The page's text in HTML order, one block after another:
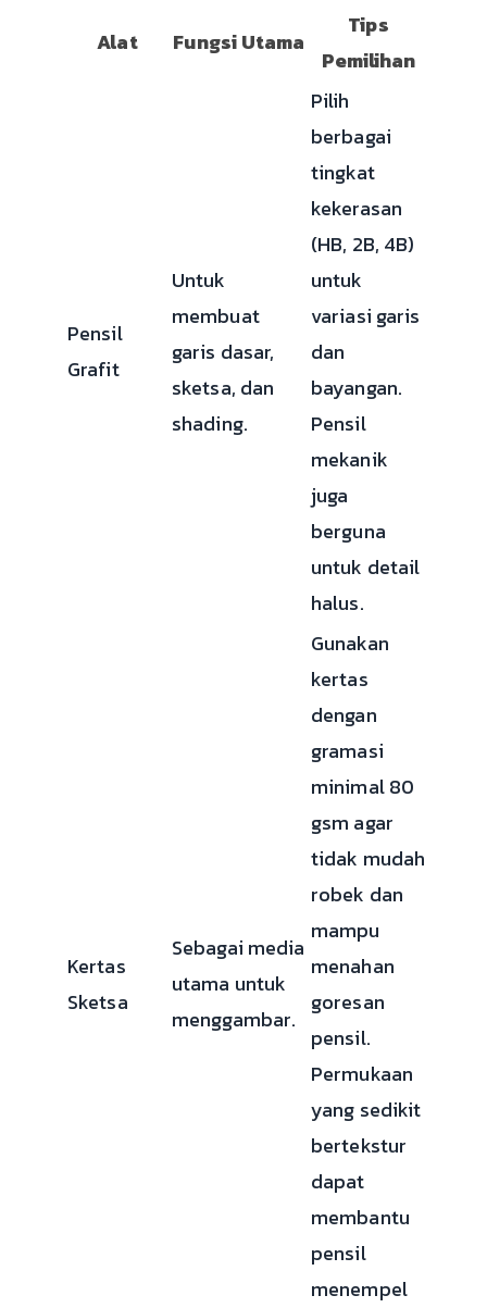
Alat Fungsi Utama
Tips
Pemilihan
Pensil
Grafit
Untuk
membuat
garis dasar,
sketsa, dan
shading.
Pilih
berbagai
tingkat
kekerasan
(HB, 2B, 4B)
untuk
variasi garis
dan
bayangan.
Pensil
mekanik
juga
berguna
untuk detail
halus.
Kertas
Sketsa
Sebagai media
utama untuk
menggambar.
Gunakan
kertas
dengan
gramasi
minimal 80
gsm agar
tidak mudah
robek dan
mampu
menahan
goresan
pensil.
Permukaan
yang sedikit
bertekstur
dapat
membantu
pensil
menempel